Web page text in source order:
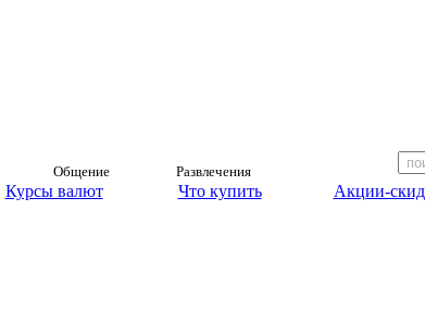
Общение Развлечения
Курсы валют Что купить Акции-